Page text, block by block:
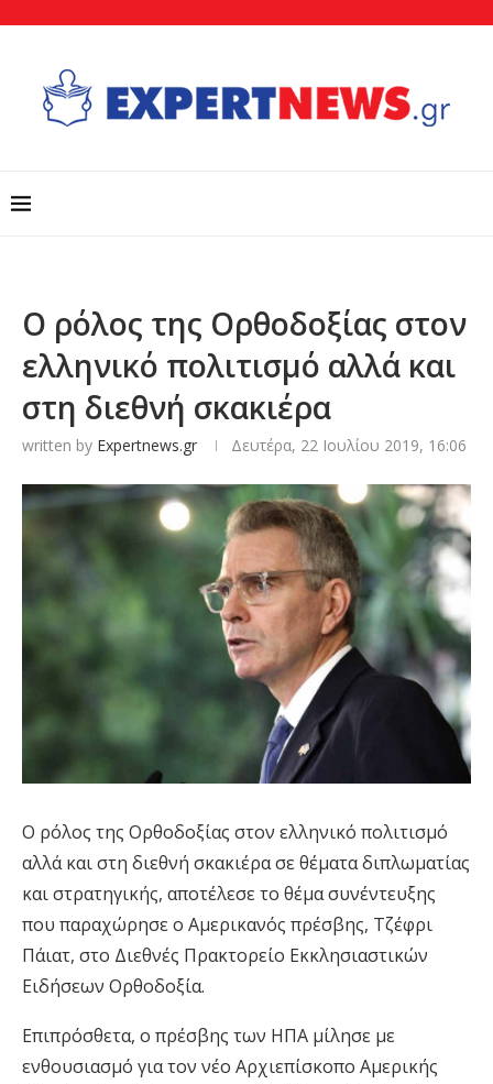
Ο ρόλος της Ορθοδοξίας στον
ελληνικό πολιτισμό αλλά και
στη διεθνή σκακιέρα
written by Expertnews.gr Δευτέρα, 22 Ιουλίου 2019, 16:06
Ο ρόλος της Ορθοδοξίας στον ελληνικό πολιτισμό
αλλά και στη διεθνή σκακιέρα σε θέματα διπλωματίας
και στρατηγικής, αποτέλεσε το θέμα συνέντευξης
που παραχώρησε ο Αμερικανός πρέσβης, Τζέφρι
Πάιατ, στο Διεθνές Πρακτορείο Εκκλησιαστικών
Ειδήσεων Ορθοδοξία.
Επιπρόσθετα, ο πρέσβης των ΗΠΑ μίλησε με
ενθουσιασμό για τον νέο Αρχιεπίσκοπο Αμερικής